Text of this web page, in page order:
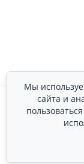
Мы
сайта и